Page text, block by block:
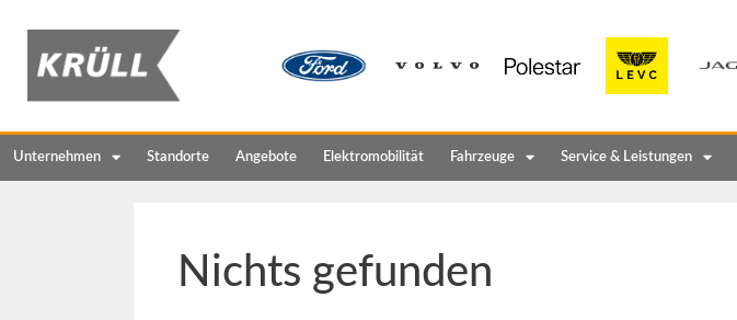
Unternehmen Standorte Angebote Elektromobilität Fahrzeuge Service & Leistungen
Nichts gefunden